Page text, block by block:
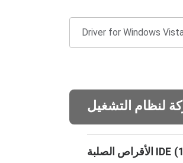
الأقراص الصلبة IDE (